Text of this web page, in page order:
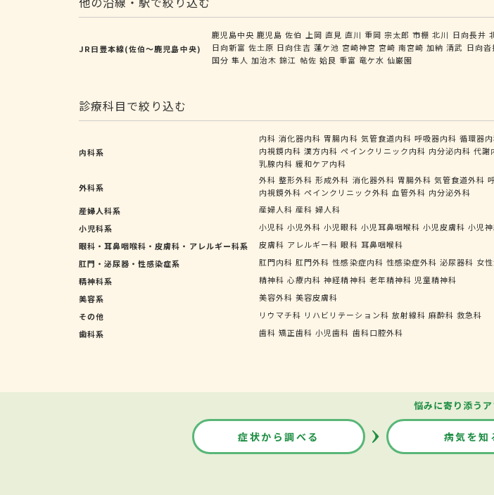
JR日豊本線(佐伯～鹿児島中央)
鹿児島中央 鹿児島 佐伯 上岡 直見 直川 重岡 宗太郎 市棚 北川 日向長井
日向新富 佐土原 日向住吉 蓮ケ池 宮崎神宮 宮崎 南宮崎 加納 清武 日向沓
国分 隼人 加治木 錦江 帖佐 姶良 重富 竜ケ水 仙巌園
診療科目で絞り込む
内科系
内科 消化器内科 胃腸内科 気管食道内科 呼吸器内科 循環器
内視鏡内科 漢方内科 ペインクリニック内科 内分泌内科 代謝
乳腺内科 緩和ケア内科
外科系
外科 整形外科 形成外科 消化器外科 胃腸外科 気管食道外科
内視鏡外科 ペインクリニック外科 血管外科 内分泌外科
産婦人科系
産婦人科 産科 婦人科
小児科系
小児科 小児外科 小児眼科 小児耳鼻咽喉科 小児皮膚科 小児
眼科・耳鼻咽喉科・皮膚科・アレルギー科系
皮膚科 アレルギー科 眼科 耳鼻咽喉科
肛門・泌尿器・性感染症系
肛門内科 肛門外科 性感染症内科 性感染症外科 泌尿器科 女
精神科系
精神科 心療内科 神経精神科 老年精神科 児童精神科
美容系
美容外科 美容皮膚科
その他
リウマチ科 リハビリテーション科 放射線科 麻酔科 救急科
歯科系
歯科 矯正歯科 小児歯科 歯科口腔外科
悩みに寄り添う
症状から調べる 病気を知